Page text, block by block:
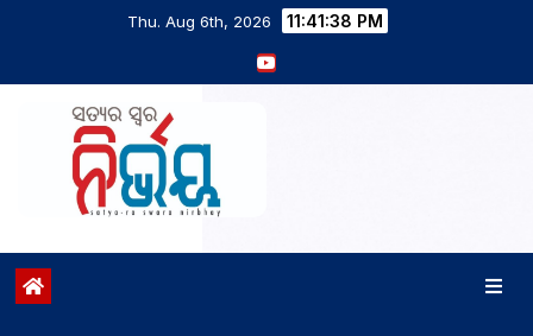
Thu. Aug 6th, 2026 11:41:39 PM